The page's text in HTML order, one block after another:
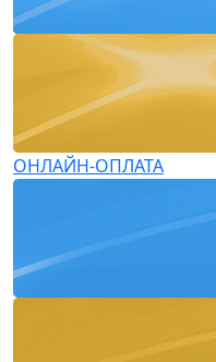
ОНЛАЙН-ОПЛАТА